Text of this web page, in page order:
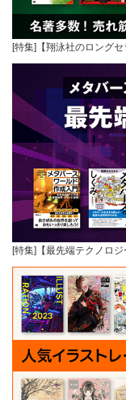
[特集]【翔泳社のロング
[特集]【最先端テクノロ